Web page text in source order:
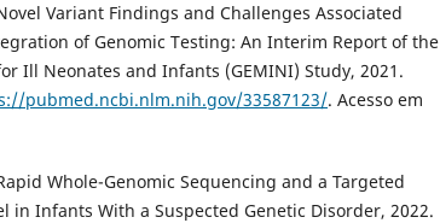
Variant Findings and Challenges Associated
of Genomic Testing: An Interim Report of the
Ill Neonates and Infants (GEMINI) Study, 2021.
pubmed.ncbi.nlm.nih.gov/33587123/. Acesso em
Whole-Genomic Sequencing and a Targeted
in Infants With a Suspected Genetic Disorder, 2022.